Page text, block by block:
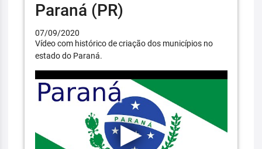
Paraná (PR)
07/09/2020
Vídeo com histórico de criação dos municípios no
estado do Paraná.